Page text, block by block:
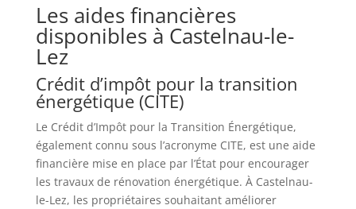
Les aides financières
disponibles à Castelnau-le-
Lez
Crédit d’impôt pour la transition
énergétique (CITE)
Le Crédit d’Impôt pour la Transition Énergétique,
également connu sous l’acronyme CITE, est une aide
financière mise en place par l’État pour encourager
les travaux de rénovation énergétique. À Castelnau-
le-Lez, les propriétaires souhaitant améliorer